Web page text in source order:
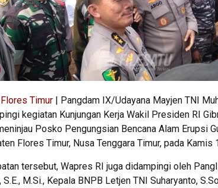
Timur | Pangdam IX/Udayana Mayjen TNI
kegiatan Kunjungan Kerja Wakil Presiden RI
Posko Pengungsian Bencana Alam Erupsi
Flores Timur, Nusa Tenggara Timur, pada
tersebut, Wapres RI juga didampingi oleh
M.Si., Kepala BNPB Letjen TNI Suharyanto,